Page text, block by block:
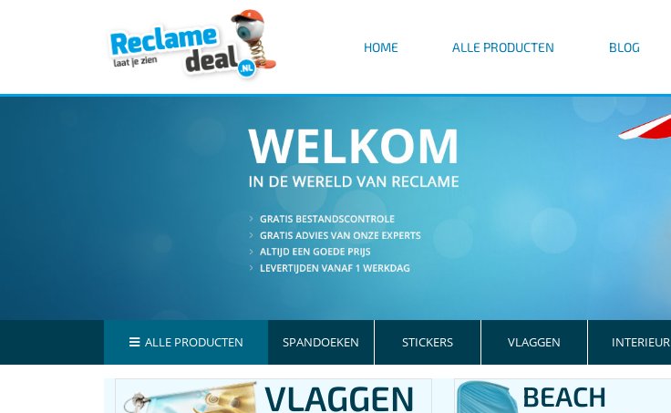
HOME ALLE PRODUCTEN BLOG
ALLE PRODUCTEN SPANDOEKEN STICKERS VLAGGEN INTERIEUR
VLAGGEN
BEACH